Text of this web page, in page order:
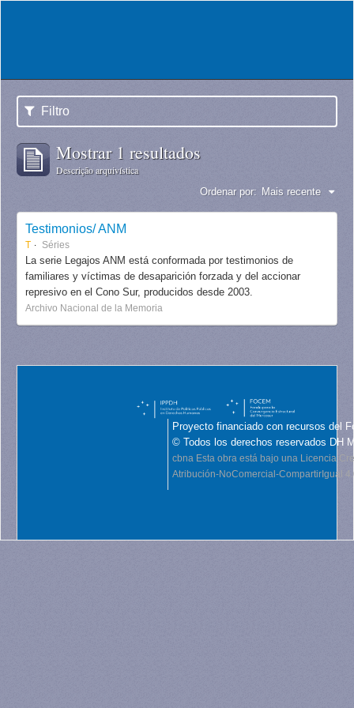
Filtro
Mostrar 1 resultados
Descrição arquivística
Ordenar por: Mais recente
Testimonios/ ANM
T Séries
La serie Legajos ANM está conformada por testimonios de
familiares y víctimas de desaparición forzada y del accionar
represivo en el Cono Sur, producidos desde 2003.
Archivo Nacional de la Memoria
Proyecto financiado con recursos del
© Todos los derechos reservados DH
cbna Esta obra está bajo una Licencia
Atribución-NoComercial-CompartirIgual